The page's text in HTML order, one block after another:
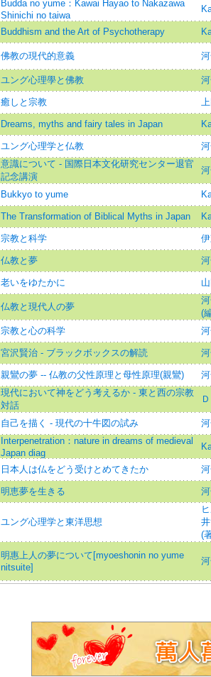
Budda no yume：Kawai Hayao to Nakazawa
Shinichi no taiwa
Buddhism and the Art of Psychotherapy
佛教の現代的意義
ユング心理學と佛教
癒しと宗教
Dreams, myths and fairy tales in Japan
ユング心理学と仏教
意識について - 国際日本文化研究センター退官
記念講演
Bukkyo to yume
The Transformation of Biblical Myths in Japan
宗教と科学
仏教と夢
老いをゆたかに
仏教と現代人の夢
(
宗教と心の科学
宮沢賢治 - ブラックボックスの解読
親鸞の夢 -- 仏教の父性原理と母性原理(親鸞)
現代において神をどう考えるか - 東と西の宗教
対話
自己を描く - 現代の十牛図の試み
Interpenetration：nature in dreams of medieval
Japan diag
日本人は仏をどう受けとめてきたか
明恵夢を生きる
ユング心理学と東洋思想
(
明惠上人の夢について[myoeshonin no yume
nitsuite]